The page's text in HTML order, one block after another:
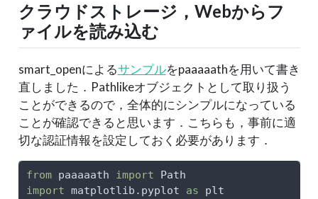
クラウドストレージ，Webからフ
ァイルを読み込む
smart_openによるサンプルをpaaaaathを用いて書き
直しました．Pathlikeオブジェクトとして取り扱う
ことができるので，全体的にシンプルになっている
ことが確認できると思います．こちらも，事前に適
切な認証情報を設定しておく必要があります．
from paaaaath import Path
import matplotlib.pyplot as plt